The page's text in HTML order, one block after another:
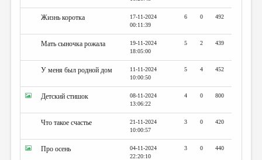
Жизнь коротка
17-11-2024
00:11:39
6 0 492
Мать сыночка рожала
19-11-2024
18:05:00
5 2 439
У меня был родной дом
11-11-2024
10:00:50
5 4 452
Детский стишок
08-11-2024
13:06:22
4 0 800
Что такое счастье
21-11-2024
10:00:57
3 0 420
Про осень
04-11-2024
22:20:10
3 0 440